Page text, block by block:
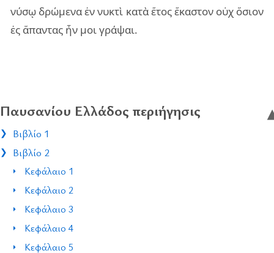
νύ­σῳ δρώ­με­να ἐν νυ­κτὶ κατὰ ἔτος ἕκα­στον οὐχ ὅσιον
ἐς ἅπαν­τας ἦν μοι γρά­ψαι.
Παυσανίου Ελλάδος περιήγησις
Βιβλίο 1
Βιβλίο 2
Κεφάλαιο 1
Κεφάλαιο 2
Κεφάλαιο 3
Κεφάλαιο 4
Κεφάλαιο 5